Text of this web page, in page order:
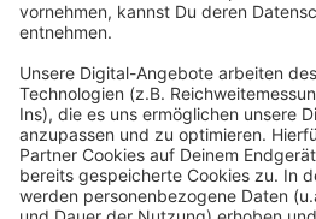
von 9:00 bis 16:00 Uhr erreichbar.
Anzeige